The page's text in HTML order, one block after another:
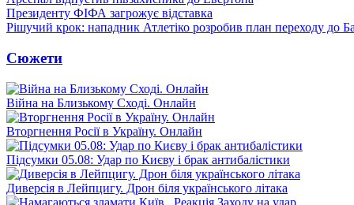
Президенту ФІФА загрожує відставка
Рішучий крок: нападник Атлетіко розробив план переходу до
Сюжети
Війна на Близькому Сході. Онлайн
Вторгнення Росії в Україну. Онлайн
Підсумки 05.08: Удар по Києву і брак антибалістики
Диверсія в Лейпцигу. Дрон біля українського літака